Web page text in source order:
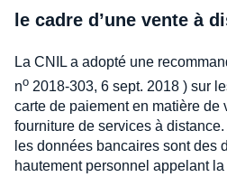
le cadre d’une vente à
La CNIL a adopté une
no 2018-303, 6 sept. 2018 ) sur
carte de paiement en matière de
fourniture de services à
les données bancaires sont des
hautement personnel appelant